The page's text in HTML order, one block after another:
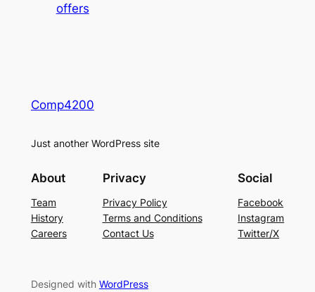
offers
Comp4200
Just another WordPress site
About
Team
History
Careers
Privacy
Privacy Policy
Terms and Conditions
Contact Us
Social
Facebook
Instagram
Twitter/X
Designed with WordPress